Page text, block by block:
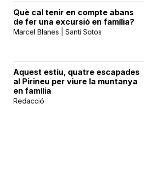
Què cal tenir en compte abans
de fer una excursió en família?
Marcel Blanes | Santi Sotos
Aquest estiu, quatre escapades
al Pirineu per viure la muntanya
en família
Redacció